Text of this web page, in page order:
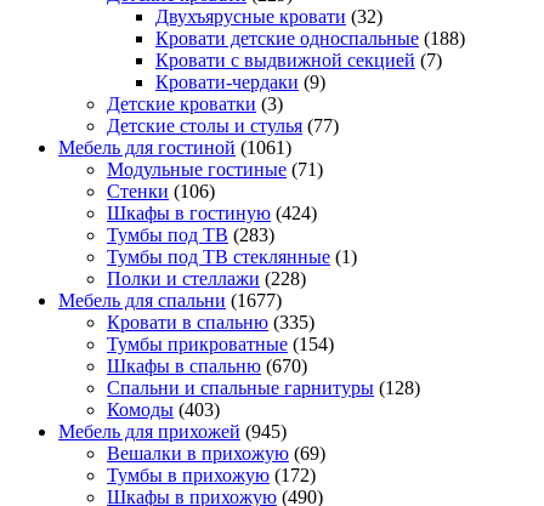
Двухъярусные кровати (32)
Кровати детские односпальные (188)
Кровати с выдвижной секцией (7)
Кровати-чердаки (9)
Детские кроватки (3)
Детские столы и стулья (77)
Мебель для гостиной (1061)
Модульные гостиные (71)
Стенки (106)
Шкафы в гостиную (424)
Тумбы под ТВ (283)
Тумбы под ТВ стеклянные (1)
Полки и стеллажи (228)
Мебель для спальни (1677)
Кровати в спальню (335)
Тумбы прикроватные (154)
Шкафы в спальню (670)
Спальни и спальные гарнитуры (128)
Комоды (403)
Мебель для прихожей (945)
Вешалки в прихожую (69)
Тумбы в прихожую (172)
Шкафы в прихожую (490)